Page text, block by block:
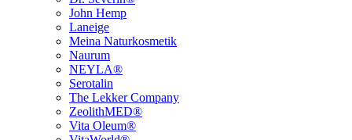
John Hemp
Laneige
Meina Naturkosmetik
Naurum
NEYLA®
Serotalin
The Lekker Company
ZeolithMED®
Vita Oleum®